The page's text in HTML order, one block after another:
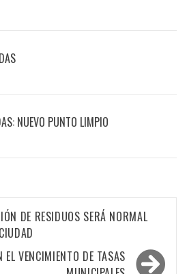
NUEVO PUNTO LIMPIO
DE RESIDUOS SERÁ NORMAL
EL VENCIMIENTO DE TASAS